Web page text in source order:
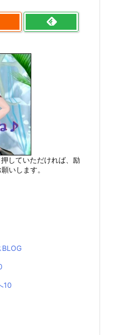
押していただければ、励
いします。
10